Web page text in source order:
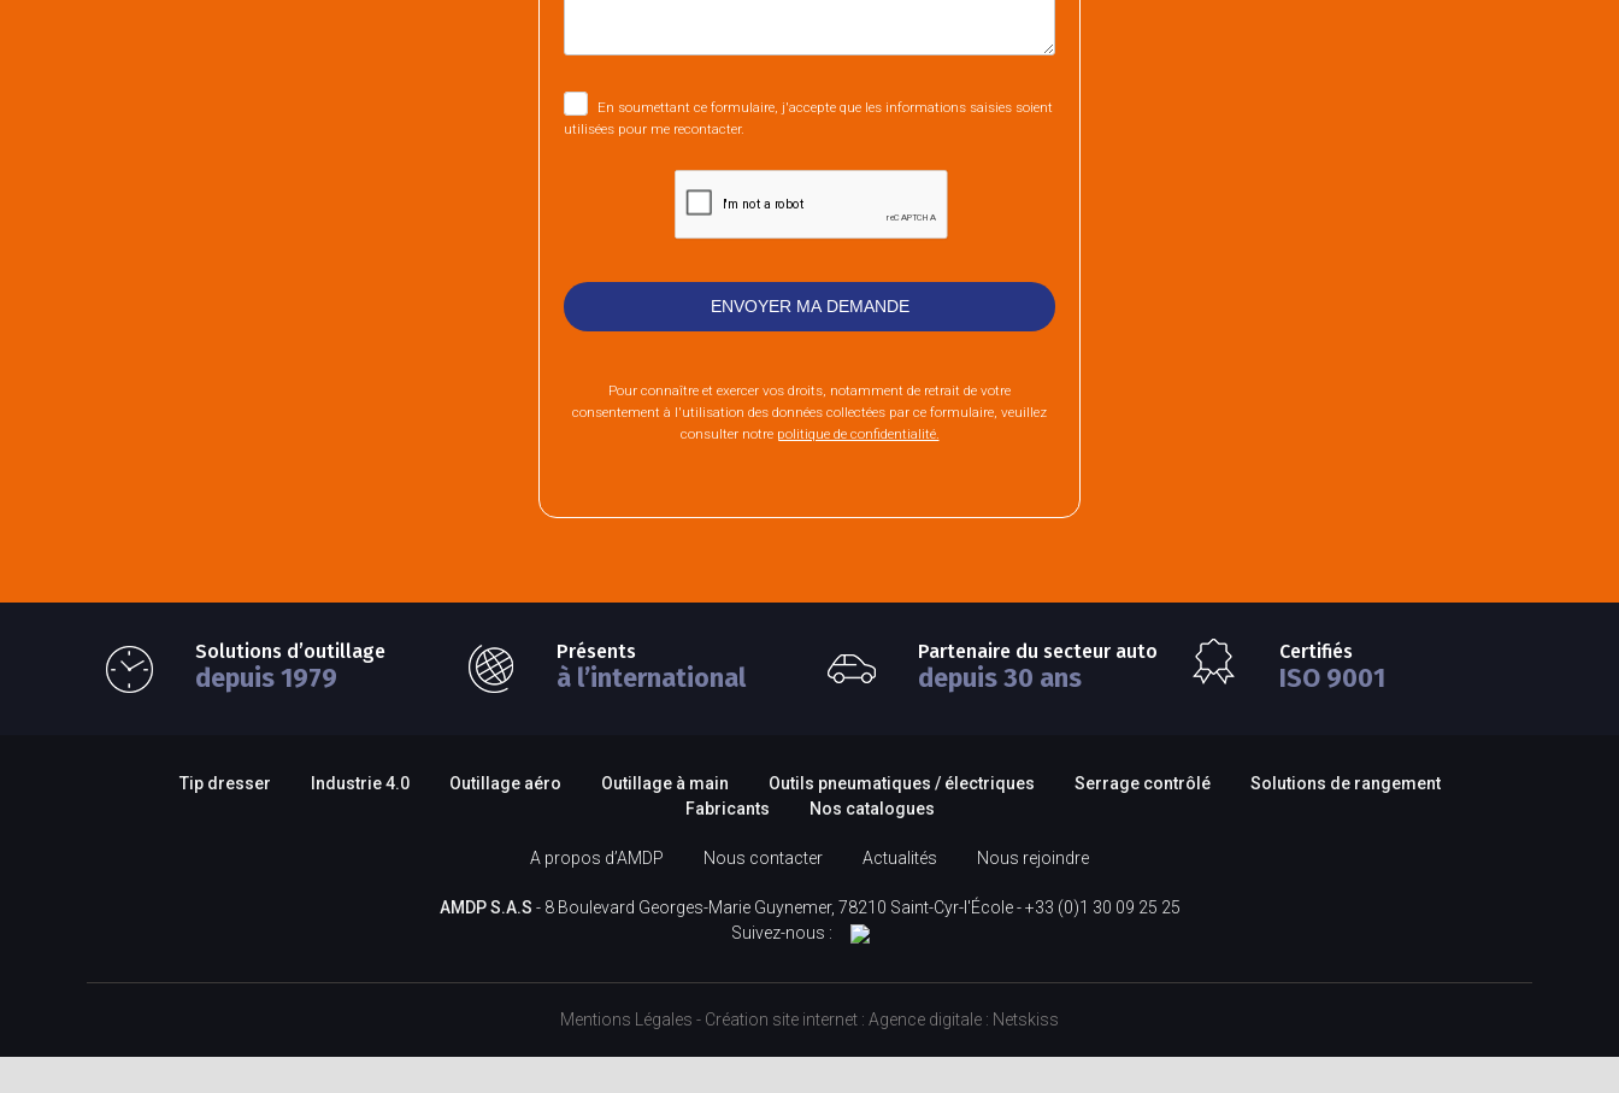
En soumettant ce formulaire, j'accepte que les informations saisies soient
utilisées pour me recontacter.
Pour connaître et exercer vos droits, notamment de retrait de votre
consentement à l'utilisation des données collectées par ce formulaire, veuillez
consulter notre politique de confidentialité.
Solutions d’outillage
depuis 1979
Présents
à l’international
Partenaire du secteur auto
depuis 30 ans
Certifiés
ISO 9001
Tip dresser Industrie 4.0 Outillage aéro Outillage à main Outils pneumatiques / électriques Serrage contrôlé
Solutions de rangement
Fabricants
Nos catalogues
A propos d’AMDP Nous contacter Actualités Nous rejoindre
AMDP S.A.S - 8 Boulevard Georges-Marie Guynemer, 78210 Saint-Cyr-l'École -+33 (0)1 30 09 25 25
Suivez-nous :
Mentions Légales - Création site internet : Agence digitale : Netskiss